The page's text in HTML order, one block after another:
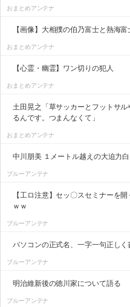
おまとめアンテナ
【画像】大相撲の伯乃富士と熱海
おまとめアンテナ
【心霊・幽霊】ワン切りの犯人
おまとめアンテナ
土田晃之「草サッカーとフットサ
るんです。つまんなくて」
おまとめアンテナ
中川朋美 １メートル越えの大迫力白
ブルーアンテナ
【工ロ注意】セッ〇スセミナーを
ｗｗ
ブルーアンテナ
パソコンの正式名、一字一句正し
ブルーアンテナ
明治維新後の徳川家について語る
ブルーアンテナ